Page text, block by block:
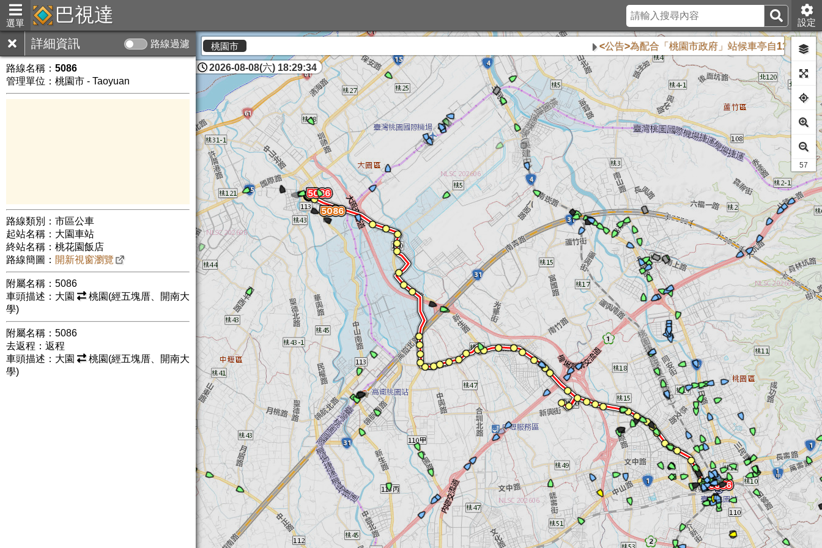
選單 巴視達 設定
詳細資訊 路線過濾
路線名稱： 5086
管理單位：桃園市 - Taoyuan
路線類別：市區公車
起站名稱：大園車站
終站名稱：桃花園飯店
路線簡圖： 開新視窗瀏覽
附屬名稱：5086
車頭描述：大園
桃園(經五塊厝、開南大
學)
附屬名稱：5086
去返程：返程
車頭描述：大園
桃園(經五塊厝、開南大
學)
桃園市 <公告>為配合「桃園市政府」站候車亭自115年8月10日
2026-08-08(六) 18:29:35
42